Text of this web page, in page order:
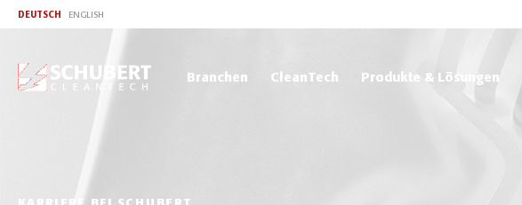
DEUTSCH ENGLISH
Branchen CleanTech Produkte & Lösungen